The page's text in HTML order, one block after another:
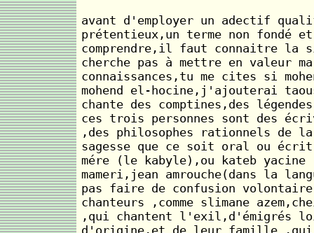
avant d'employer un adectif
prétentieux,un terme non
comprendre,il faut connaitre la
cherche pas à mettre en valeur ma
connaissances,tu me cites si
mohend el-hocine,j'ajouterai
chante des comptines,des
ces trois personnes sont des
,des philosophes rationnels de
sagesse que ce soit oral ou
mére (le kabyle),ou kateb yacine
mameri,jean amrouche(dans la
pas faire de confusion
chanteurs ,comme slimane
,qui chantent l'exil,d'émigrés
d'origine,et de leur famille ,qui